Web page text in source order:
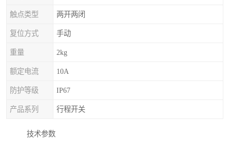
触点类型 两开两闭
复位方式 手动
重量 2kg
额定电流 10A
防护等级 IP67
产品系列 行程开关
技术参数